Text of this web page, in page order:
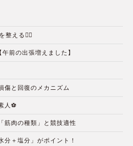
整える💆‍♂️
前の出張増えました】
傷と回復のメカニズム
人⚽️
筋肉の種類」と競技適性
分＋塩分」がポイント！